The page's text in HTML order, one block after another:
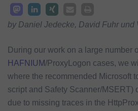
by Daniel Jedecke, David Fuhr und
During our work on a large number
HAFNIUM/ProxyLogon cases, we
where the recommended Microsoft
script and Safety Scanner/MSERT)
due to missing traces in the